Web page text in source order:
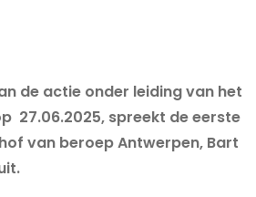
de actie onder leiding van het
27.06.2025, spreekt de eerste
van beroep Antwerpen, Bart